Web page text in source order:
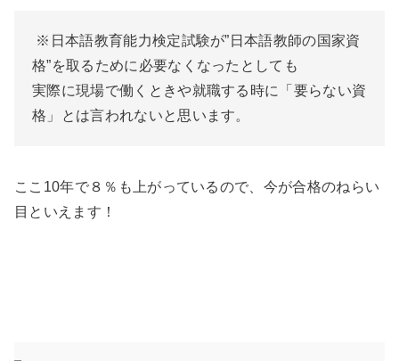
※日本語教育能力検定試験が”日本語教師の国家資
格”を取るために必要なくなったとしても
実際に現場で働くときや就職する時に「要らない資
格」とは言われないと思います。
ここ10年で８％も上がっているので、今が合格のねらい
目といえます！